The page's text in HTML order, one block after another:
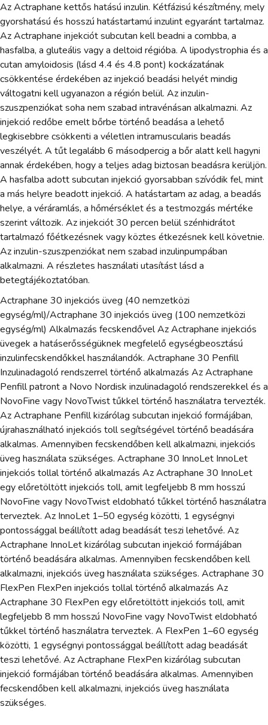
Az Actraphane kettős hatású inzulin. Kétfázisú készítmény, mely
gyorshatású és hosszú hatástartamú inzulint egyaránt tartalmaz.
Az Actraphane injekciót subcutan kell beadni a combba, a
hasfalba, a gluteális vagy a deltoid régióba. A lipodystrophia és a
cutan amyloidosis (lásd 4.4 és 4.8 pont) kockázatának
csökkentése érdekében az injekció beadási helyét mindig
váltogatni kell ugyanazon a régión belül. Az inzulin-
szuszpenziókat soha nem szabad intravénásan alkalmazni. Az
injekció redőbe emelt bőrbe történő beadása a lehető
legkisebbre csökkenti a véletlen intramuscularis beadás
veszélyét. A tűt legalább 6 másodpercig a bőr alatt kell hagyni
annak érdekében, hogy a teljes adag biztosan beadásra kerüljön.
A hasfalba adott subcutan injekció gyorsabban szívódik fel, mint
a más helyre beadott injekció. A hatástartam az adag, a beadás
helye, a véráramlás, a hőmérséklet és a testmozgás mértéke
szerint változik. Az injekciót 30 percen belül szénhidrátot
tartalmazó főétkezésnek vagy köztes étkezésnek kell követnie.
Az inzulin-szuszpenziókat nem szabad inzulinpumpában
alkalmazni. A részletes használati utasítást lásd a
betegtájékoztatóban.
Actraphane 30 injekciós üveg (40 nemzetközi
egység/ml)/Actraphane 30 injekciós üveg (100 nemzetközi
egység/ml) Alkalmazás fecskendővel Az Actraphane injekciós
üvegek a hatáserősségüknek megfelelő egységbeosztású
inzulinfecskendőkkel használandók. Actraphane 30 Penfill
Inzulinadagoló rendszerrel történő alkalmazás Az Actraphane
Penfill patront a Novo Nordisk inzulinadagoló rendszerekkel és a
NovoFine vagy NovoTwist tűkkel történő használatra tervezték.
Az Actraphane Penfill kizárólag subcutan injekció formájában,
újrahasználható injekciós toll segítségével történő beadására
alkalmas. Amennyiben fecskendőben kell alkalmazni, injekciós
üveg használata szükséges. Actraphane 30 InnoLet InnoLet
injekciós tollal történő alkalmazás Az Actraphane 30 InnoLet
egy előretöltött injekciós toll, amit legfeljebb 8 mm hosszú
NovoFine vagy NovoTwist eldobható tűkkel történő használatra
terveztek. Az InnoLet 1–50 egység közötti, 1 egységnyi
pontossággal beállított adag beadását teszi lehetővé. Az
Actraphane InnoLet kizárólag subcutan injekció formájában
történő beadására alkalmas. Amennyiben fecskendőben kell
alkalmazni, injekciós üveg használata szükséges. Actraphane 30
FlexPen FlexPen injekciós tollal történő alkalmazás Az
Actraphane 30 FlexPen egy előretöltött injekciós toll, amit
legfeljebb 8 mm hosszú NovoFine vagy NovoTwist eldobható
tűkkel történő használatra terveztek. A FlexPen 1–60 egység
közötti, 1 egységnyi pontossággal beállított adag beadását
teszi lehetővé. Az Actraphane FlexPen kizárólag subcutan
injekció formájában történő beadására alkalmas. Amennyiben
fecskendőben kell alkalmazni, injekciós üveg használata
szükséges.